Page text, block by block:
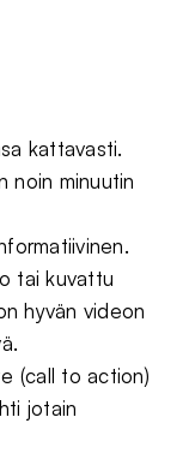
kattavasti.
noin minuutin
tai kuvattu
hyvän videon
(call to action)
jotain